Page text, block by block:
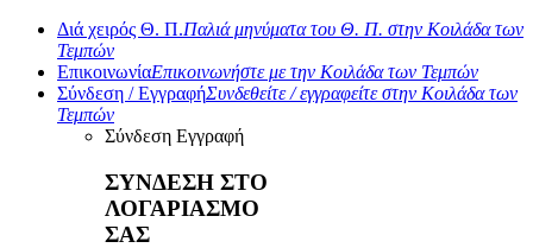
Διά χειρός Θ. Π.Παλιά μηνύματα του Θ. Π. στην Κοιλάδα των
Τεμπών
ΕπικοινωνίαΕπικοινωνήστε με την Κοιλάδα των Τεμπών
Σύνδεση / ΕγγραφήΣυνδεθείτε / εγγραφείτε στην Κοιλάδα των
Τεμπών
Σύνδεση Εγγραφή
ΣΥΝΔΕΣΗ ΣΤΟ
ΛΟΓΑΡΙΑΣΜΟ
ΣΑΣ